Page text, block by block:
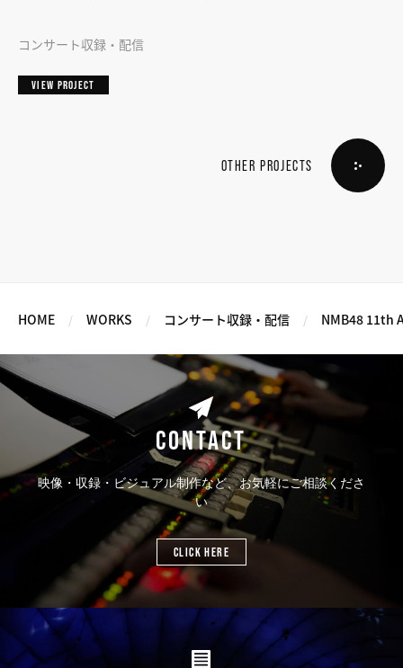
コンサート収録・配信
VIEW PROJECT
OTHER PROJECTS
HOME WORKS コンサート収録・配信 NMB48 11th
CONTACT
映像・収録・ビジュアル制作など、お気軽にご相談くださ
い
CLICK HERE